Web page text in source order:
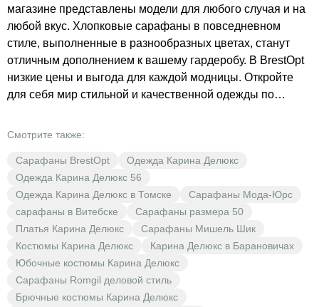
магазине представлены модели для любого случая и на
любой вкус. Хлопковые сарафаны в повседневном
стиле, выполненные в разнообразных цветах, станут
отличным дополнением к вашему гардеробу. В BrestOpt
низкие цены и выгода для каждой модницы. Откройте
для себя мир стильной и качественной одежды по
это не только стиль, но и удобство. Они станут отличным
найдёте разнообразные модели сарафанов, которые
подчеркнут вашу индивидуальность и станут
незаменимой частью вашего гардероба. Не упустите
возможность обновить свой образ и приобрести
качественные вещи по доступным ценам.
Смотрите также:
Сарафаны BrestOpt
Одежда Карина Делюкс
Одежда Карина Делюкс 56
Одежда Карина Делюкс в Томске
Сарафаны Мода-Юрс
сарафаны в Витебске
Сарафаны размера 50
Платья Карина Делюкс
Сарафаны Мишель Шик
Костюмы Карина Делюкс
Карина Делюкс в Барановичах
Юбочные костюмы Карина Делюкс
Сарафаны Romgil деловой стиль
Брючные костюмы Карина Делюкс